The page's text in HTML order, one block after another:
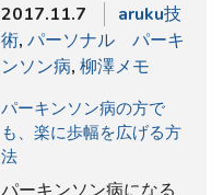
2017.11.7
aruku技
術, パーソナル パーキ
ンソン病, 柳澤メモ
パーキンソン病の方で
も、楽に歩幅を広げる方
法